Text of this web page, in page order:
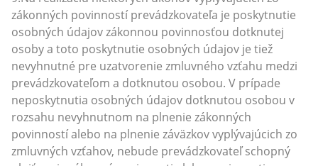
zákonných povinností prevádzkovateľa je poskytnutie
osobných údajov zákonnou povinnosťou dotknutej
osoby a toto poskytnutie osobných údajov je tiež
nevyhnutné pre uzatvorenie zmluvného vzťahu medzi
prevádzkovateľom a dotknutou osobou. V prípade
neposkytnutia osobných údajov dotknutou osobou v
rozsahu nevyhnutnom na plnenie zákonných
povinností alebo na plnenie záväzkov vyplývajúcich zo
zmluvných vzťahov, nebude prevádzkovateľ schopný